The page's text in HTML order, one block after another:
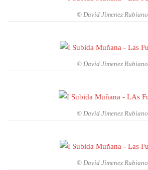
© David Jimenez Rubiano
© David Jimenez Rubiano
© David Jimenez Rubiano
© David Jimenez Rubiano